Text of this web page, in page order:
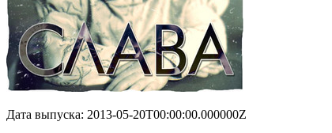
Дата выпуска: 2013-05-20T00:00:00.000000Z